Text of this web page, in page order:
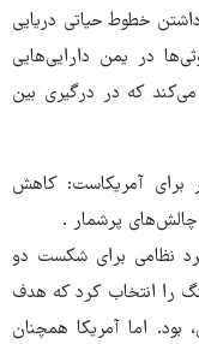
خطوط حیاتی دریایی
در یمن دارایی‌هایی
که در درگیری بین
برای آمریکاست: کاهش
چالش‌های پرشمار .
از راهبرد نظامی برای شکست دو
را انتخاب کرد که هدف
اما آمریکا همچنان